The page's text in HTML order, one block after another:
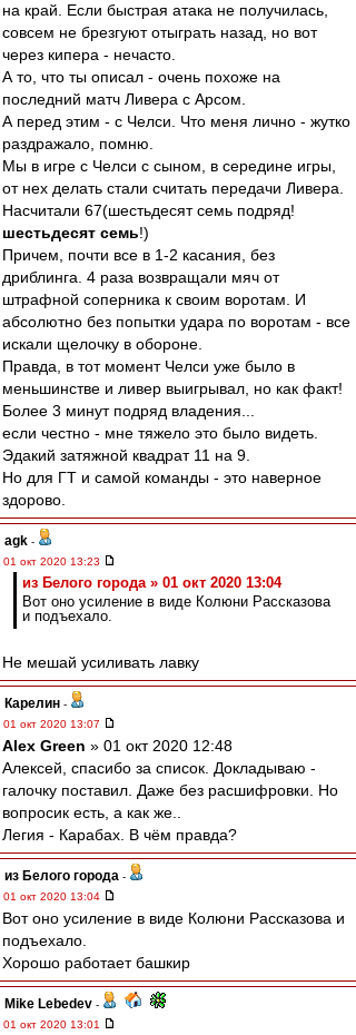
на край. Если быстрая атака не получилась,
совсем не брезгуют отыграть назад, но вот
через кипера - нечасто.
А то, что ты описал - очень похоже на
последний матч Ливера с Арсом.
А перед этим - с Челси. Что меня лично - жутко
раздражало, помню.
Мы в игре с Челси с сыном, в середине игры,
от нех делать стали считать передачи Ливера.
Насчитали 67(шестьдесят семь подряд!
шестьдесят семь!)
Причем, почти все в 1-2 касания, без
дриблинга. 4 раза возвращали мяч от
штрафной соперника к своим воротам. И
абсолютно без попытки удара по воротам - все
искали щелочку в обороне.
Правда, в тот момент Челси уже было в
меньшинстве и ливер выигрывал, но как факт!
Более 3 минут подряд владения...
если честно - мне тяжело это было видеть.
Эдакий затяжной квадрат 11 на 9.
Но для ГТ и самой команды - это наверное
здорово.
agk -
01 окт 2020 13:23
из Белого города » 01 окт 2020 13:04
Вот оно усиление в виде Колюни Рассказова
и подъехало.
Не мешай усиливать лавку
Карелин -
01 окт 2020 13:07
Alex Green » 01 окт 2020 12:48
Алексей, спасибо за список. Докладываю -
галочку поставил. Даже без расшифровки. Но
вопросик есть, а как же..
Легия - Карабах. В чём правда?
из Белого города -
01 окт 2020 13:04
Вот оно усиление в виде Колюни Рассказова и
подъехало.
Хорошо работает башкир
Mike Lebedev -
01 окт 2020 13:01